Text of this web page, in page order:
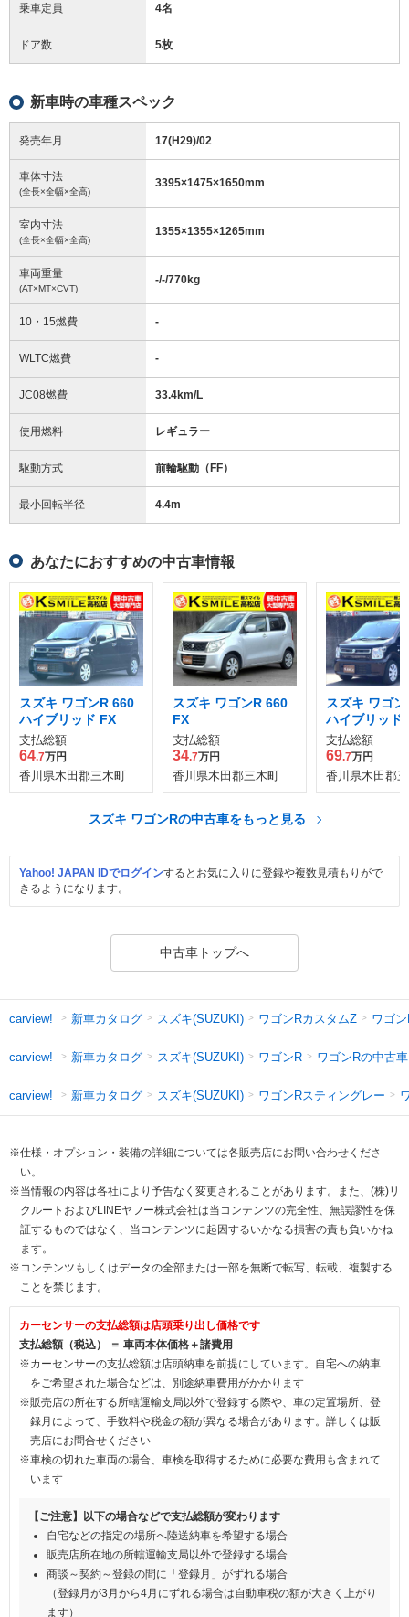
乗車定員 4名
ドア数 5枚
新車時の車種スペック
発売年月 17(H29)/02
車体寸法
(全長×全幅×全高)
3395×1475×1650mm
室内寸法
(全長×全幅×全高)
1355×1355×1265mm
車両重量
(AT×MT×CVT)
-/-/770kg
10・15燃費 -
WLTC燃費 -
JC08燃費 33.4km/L
使用燃料 レギュラー
駆動方式 前輪駆動（FF）
最小回転半径 4.4m
あなたにおすすめの中古車情報
スズキ ワゴンR 660
ハイブリッド FX
支払総額
64.7万円
香川県木田郡三木町
スズキ ワゴンR 660
FX
支払総額
34.7万円
香川県木田郡三木町
スズキ ワゴ
ハイブリッド
ーフティパッ
装着車
支払総額
69.7万円
香川県木田郡
スズキ ワゴンRの中古車をもっと見る
Yahoo! JAPAN IDでログインするとお気に入りに登録や複数見積もりがで
きるようになります。
中古車トップへ
carview! 新車カタログ スズキ(SUZUKI) ワゴンRカスタムZ ワゴ
carview! 新車カタログ スズキ(SUZUKI) ワゴンR ワゴンRの中古車
carview! 新車カタログ スズキ(SUZUKI) ワゴンRスティングレー
※仕様・オプション・装備の詳細については各販売店にお問い合わせくださ
い。
※当情報の内容は各社により予告なく変更されることがあります。また、(株)リ
クルートおよびLINEヤフー株式会社は当コンテンツの完全性、無誤謬性を保
証するものではなく、当コンテンツに起因するいかなる損害の責も負いかね
ます。
※コンテンツもしくはデータの全部または一部を無断で転写、転載、複製する
ことを禁じます。
カーセンサーの支払総額は店頭乗り出し価格です
支払総額（税込） ＝ 車両本体価格＋諸費用
※カーセンサーの支払総額は店頭納車を前提にしています。自宅への納車
をご希望された場合などは、別途納車費用がかかります
※販売店の所在する所轄運輸支局以外で登録する際や、車の定置場所、登
録月によって、手数料や税金の額が異なる場合があります。詳しくは販
売店にお問合せください
※車検の切れた車両の場合、車検を取得するために必要な費用も含まれて
います
【ご注意】以下の場合などで支払総額が変わります
自宅などの指定の場所へ陸送納車を希望する場合
販売店所在地の所轄運輸支局以外で登録する場合
商談～契約～登録の間に「登録月」がずれる場合
（登録月が3月から4月にずれる場合は自動車税の額が大きく上がり
ます）